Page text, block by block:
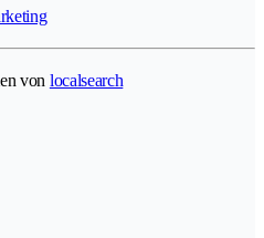
von localsearch